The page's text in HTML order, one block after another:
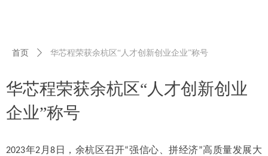
华芯程荣获余杭区“人才创新创业
企业”称号
2023年2月8日，余杭区召开“强信心、拼经济”高质量发展大
首页 ꄲ 华芯程荣获余杭区“人才创新创业企业”称号